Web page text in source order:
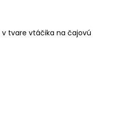
v tvare vtáčika na čajovú